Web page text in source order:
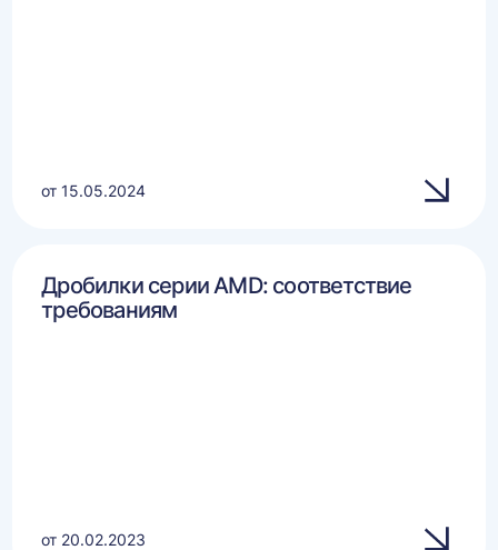
от 15.05.2024
Дробилки серии AMD: соответствие
требованиям
от 20.02.2023